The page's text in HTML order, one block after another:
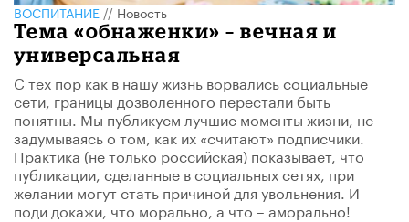
ВОСПИТАНИЕ//Новость
Тема «обнаженки» – вечная и
универсальная
С тех пор как в нашу жизнь ворвались социальные
сети, границы дозволенного перестали быть
понятны. Мы публикуем лучшие моменты жизни, не
задумываясь о том, как их «считают» подписчики.
Практика (не только российская) показывает, что
публикации, сделанные в социальных сетях, при
желании могут стать причиной для увольнения. И
поди докажи, что морально, а что – аморально!